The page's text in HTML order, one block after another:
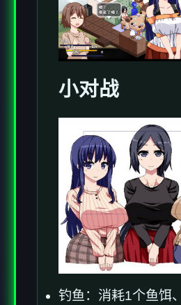
小对战
钓鱼：消耗1个鱼饵